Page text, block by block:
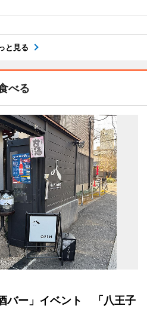
と見る
べる
バー」イベント 「八王子